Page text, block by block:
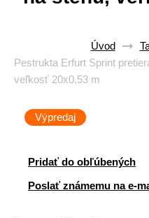
Úvod
Pestrukta Erfurt Sprint
veľkosť 20x0,53 m
Výpredaj
Pridať do obľúbených
Poslať známemu na e-